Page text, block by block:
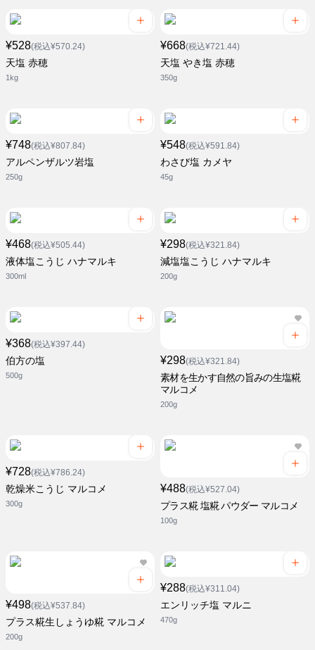
¥528(税込¥570.24)
天塩 赤穂
1kg
¥668(税込¥721.44)
天塩 やき塩 赤穂
350g
¥748(税込¥807.84)
アルペンザルツ岩塩
250g
¥548(税込¥591.84)
わさび塩 カメヤ
45g
¥468(税込¥505.44)
液体塩こうじ ハナマルキ
300ml
¥298(税込¥321.84)
減塩塩こうじ ハナマルキ
200g
¥368(税込¥397.44)
伯方の塩
500g
¥298(税込¥321.84)
素材を生かす自然の旨みの生塩糀
マルコメ
200g
¥728(税込¥786.24)
乾燥米こうじ マルコメ
300g
¥488(税込¥527.04)
プラス糀 塩糀 パウダー マルコメ
100g
¥498(税込¥537.84)
プラス糀生しょうゆ糀 マルコメ
200g
¥288(税込¥311.04)
エンリッチ塩 マルニ
470g